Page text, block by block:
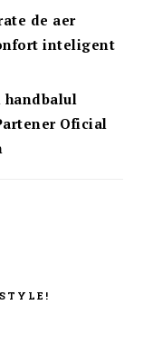
de aer
inteligent
handbalul
Oficial